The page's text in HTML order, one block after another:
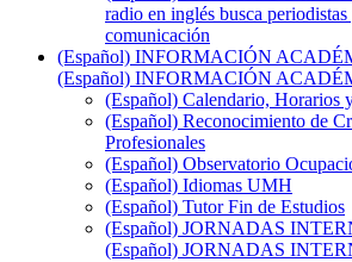
radio en inglés busca periodistas
comunicación
(Español) INFORMACIÓN
(Español) INFORMACIÓN
(Español) Calendario, Horarios
(Español) Reconocimiento de
Profesionales
(Español) Observatorio
(Español) Idiomas UMH
(Español) Tutor Fin de Estudios
(Español) JORNADAS
(Español) JORNADAS